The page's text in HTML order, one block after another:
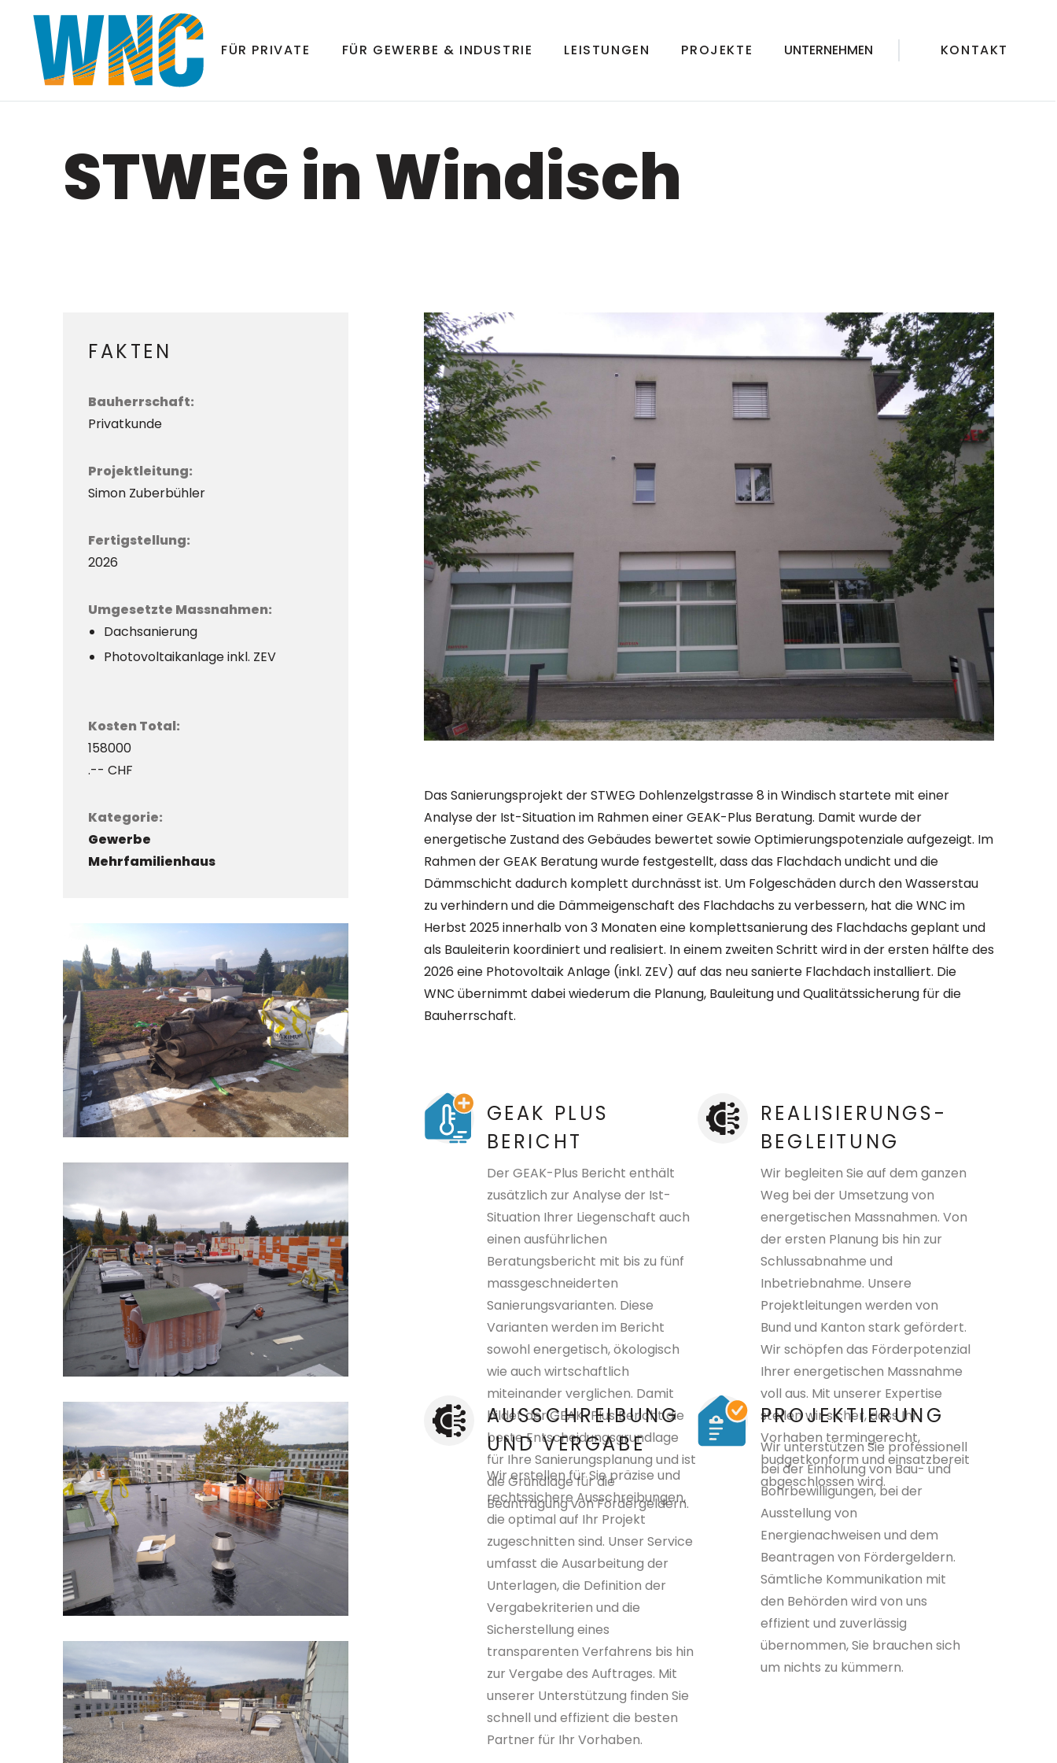
FÜR PRIVATE FÜR GEWERBE & INDUSTRIE LEISTUNGEN PROJEKTE UNTERNEHMEN KONTAKT
STWEG in Windisch
FAKTEN
Bauherrschaft:
Privatkunde
Projektleitung:
Simon Zuberbühler
Fertigstellung:
2026
Umgesetzte Massnahmen:
Dachsanierung
Photovoltaikanlage inkl. ZEV
Kosten Total:
158000
.-- CHF
Kategorie:
Gewerbe
Mehrfamilienhaus
Das Sanierungsprojekt der STWEG Dohlenzelgstrasse 8 in Windisch startete mit einer
Analyse der Ist-Situation im Rahmen einer GEAK-Plus Beratung. Damit wurde der
energetische Zustand des Gebäudes bewertet sowie Optimierungspotenziale aufgezeigt. Im
Rahmen der GEAK Beratung wurde festgestellt, dass das Flachdach undicht und die
Dämmschicht dadurch komplett durchnässt ist. Um Folgeschäden durch den Wasserstau
zu verhindern und die Dämmeigenschaft des Flachdachs zu verbessern, hat die WNC im
Herbst 2025 innerhalb von 3 Monaten eine komplettsanierung des Flachdachs geplant und
als Bauleiterin koordiniert und realisiert. In einem zweiten Schritt wird in der ersten hälfte des
2026 eine Photovoltaik Anlage (inkl. ZEV) auf das neu sanierte Flachdach installiert. Die
WNC übernimmt dabei wiederum die Planung, Bauleitung und Qualitätssicherung für die
Bauherrschaft.
GEAK PLUS
BERICHT
Der GEAK-Plus Bericht enthält
zusätzlich zur Analyse der Ist-
Situation Ihrer Liegenschaft auch
einen ausführlichen
Beratungsbericht mit bis zu fünf
massgeschneiderten
Sanierungsvarianten. Diese
Varianten werden im Bericht
sowohl energetisch, ökologisch
wie auch wirtschaftlich
miteinander verglichen. Damit
bildet der GEAK-Plus Bericht die
beste Entscheidungsgrundlage
für Ihre Sanierungsplanung und ist
die Grundlage für die
Beantragung von Fördergeldern.
REALISIERUNGS­
BEGLEITUNG
Wir begleiten Sie auf dem ganzen
Weg bei der Umsetzung von
energetischen Massnahmen. Von
der ersten Planung bis hin zur
Schlussabnahme und
Inbetriebnahme. Unsere
Projektleitungen werden von
Bund und Kanton stark gefördert.
Wir schöpfen das Förderpotenzial
Ihrer energetischen Massnahme
voll aus. Mit unserer Expertise
stellen wir sicher, dass Ihr
Vorhaben termingerecht,
budgetkonform und einsatzbereit
abgeschlossen wird.
AUSSCHREIBUNG
UND VERGABE
Wir erstellen für Sie präzise und
rechtssichere Ausschreibungen,
die optimal auf Ihr Projekt
zugeschnitten sind. Unser Service
umfasst die Ausarbeitung der
Unterlagen, die Definition der
Vergabekriterien und die
Sicherstellung eines
transparenten Verfahrens bis hin
zur Vergabe des Auftrages. Mit
unserer Unterstützung finden Sie
schnell und effizient die besten
Partner für Ihr Vorhaben.
PROJEKTIERUNG
Wir unterstützen Sie professionell
bei der Einholung von Bau- und
Bohrbewilligungen, bei der
Ausstellung von
Energienachweisen und dem
Beantragen von Fördergeldern.
Sämtliche Kommunikation mit
den Behörden wird von uns
effizient und zuverlässig
übernommen, Sie brauchen sich
um nichts zu kümmern.